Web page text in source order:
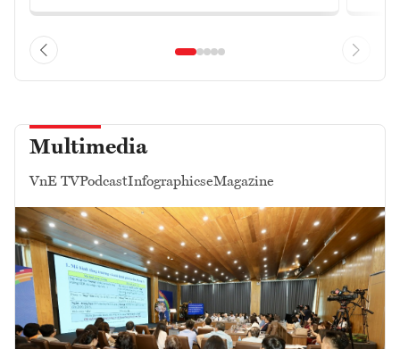
Multimedia
VnE TVPodcastInfographicseMagazine